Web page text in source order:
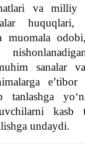
va milliy
huquqlari,
muomala
sanalar
tanlashga
kasb
undaydi.